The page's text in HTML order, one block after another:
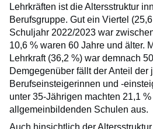
Lehrkräften ist die Altersstruktur
Berufsgruppe. Gut ein Viertel
Schuljahr 2022/2023 war
10,6 % waren 60 Jahre und älter.
Lehrkraft (36,2 %) war demnach
Demgegenüber fällt der Anteil der
Berufseinsteigerinnen und -
unter 35-Jährigen machten 21,1
allgemeinbildenden Schulen aus.
Auch hinsichtlich der